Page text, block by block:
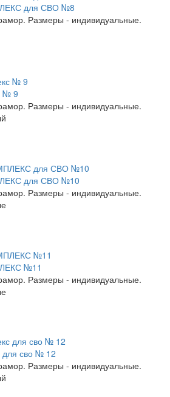
для СВО №8
Размеры - индивидуальные.
№ 9
Размеры - индивидуальные.
для СВО №10
Размеры - индивидуальные.
№11
Размеры - индивидуальные.
сво № 12
Размеры - индивидуальные.